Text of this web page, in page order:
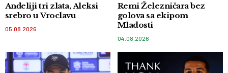
Anđeliji tri zlata, Aleksi
srebro u Vroclavu
05.08.2026
Remi Železničara bez
golova sa ekipom
Mladosti
04.08.2026